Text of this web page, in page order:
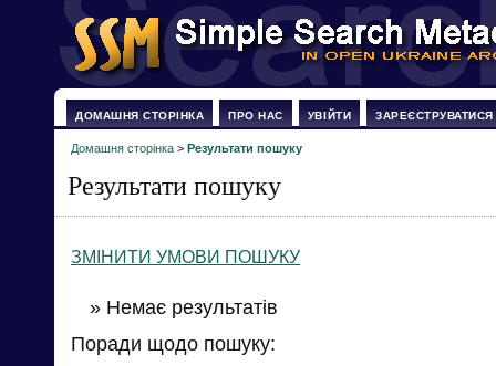
ДОМАШНЯ СТОРІНКА ПРО НАС УВІЙТИ ЗАРЕЄСТРУВАТИСЯ
Домашня сторінка > Результати пошуку
Результати пошуку
ЗМІНИТИ УМОВИ ПОШУКУ
» Немає результатів
Поради щодо пошуку: